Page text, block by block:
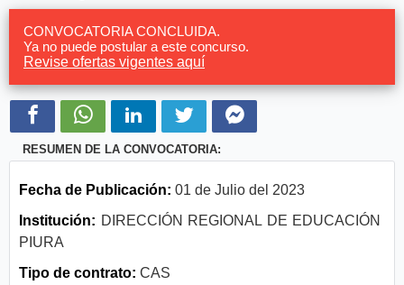
CONVOCATORIA CONCLUIDA.
Ya no puede postular a este concurso.
Revise ofertas vigentes aquí
RESUMEN DE LA CONVOCATORIA:
Fecha de Publicación: 01 de Julio del 2023
Institución: DIRECCIÓN REGIONAL DE EDUCACIÓN
PIURA
Tipo de contrato: CAS